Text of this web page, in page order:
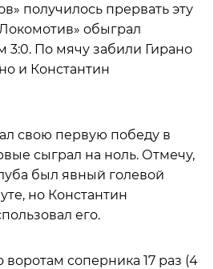
получилось прервать эту
обыграл
3:0. По мячу забили Гирано
и Константин
свою первую победу в
сыграл на ноль. Отмечу,
был явный голевой
но Константин
его.
соперника 17 раз (4